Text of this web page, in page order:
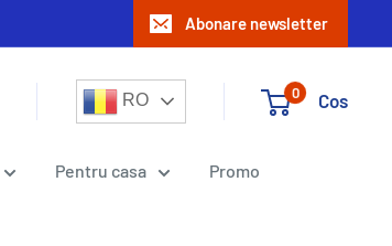
Abonare newsletter
RO 0 Cos
Pentru casa Promo